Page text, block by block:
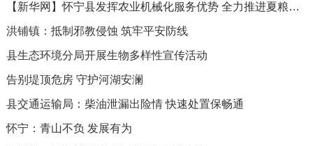
【新华网】怀宁县发挥农业机械化服务优势 全力推进夏粮抢收
洪铺镇：抵制邪教侵蚀 筑牢平安防线
县生态环境分局开展生物多样性宣传活动
告别堤顶危房 守护河湖安澜
县交通运输局：柴油泄漏出险情 快速处置保畅通
怀宁：青山不负 发展有为